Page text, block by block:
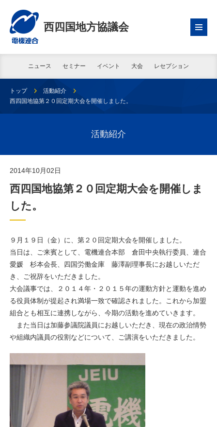
西四国地方協議会
ニュース セミナー イベント 大会 レセプション
トップ
活動紹介
西四国地協第２０回定期大会を開催しました。
活動紹介
2014年10月02日
西四国地協第２０回定期大会を開催しま
した。
９月１９日（金）に、第２０回定期大会を開催しました。
当日は、ご来賓として、電機連合本部 倉田中央執行委員、連合
愛媛 杉本会長、四国労働金庫 藤澤副理事長にお越しいただ
き、ご祝辞をいただきました。
大会議事では、２０１４年・２０１５年の運動方針と運動を進め
る役員体制が提起され満場一致で確認されました。これから加盟
組合とも相互に連携しながら、今期の活動を進めていきます。
また当日は加藤参議院議員にお越しいただき、現在の政治情勢
や組織内議員の役割などについて、ご講演をいただきました。